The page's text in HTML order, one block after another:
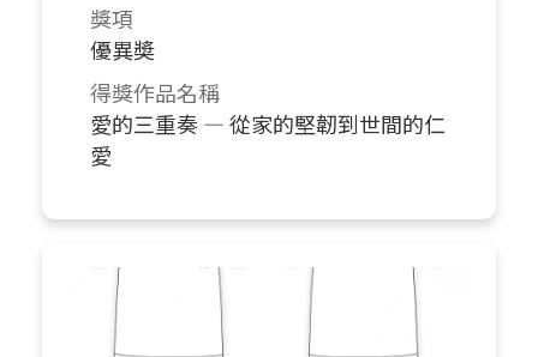
獎項
優異奬
得獎作品名稱
愛的三重奏 — 從家的堅韌到世間的仁
愛